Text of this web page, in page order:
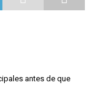
antes de que